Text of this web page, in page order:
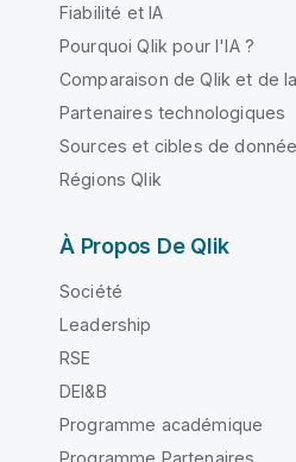
Fiabilité et IA
Pourquoi Qlik pour l'IA ?
Comparaison de Qlik et de
Partenaires technologiques
Sources et cibles de
Régions Qlik
À Propos De Qlik
Société
Leadership
RSE
DEI&B
Programme académique
Programme Partenaires